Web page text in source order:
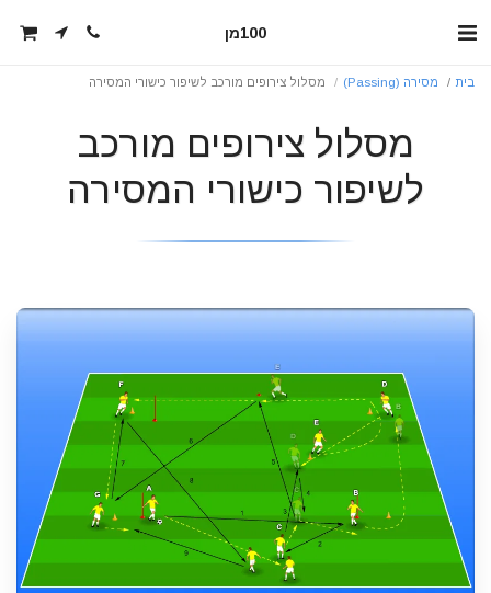
100מן
בית מסירה (Passing) מסלול צירופים מורכב לשיפור כישורי המסירה
מסלול צירופים מורכב
לשיפור כישורי המסירה